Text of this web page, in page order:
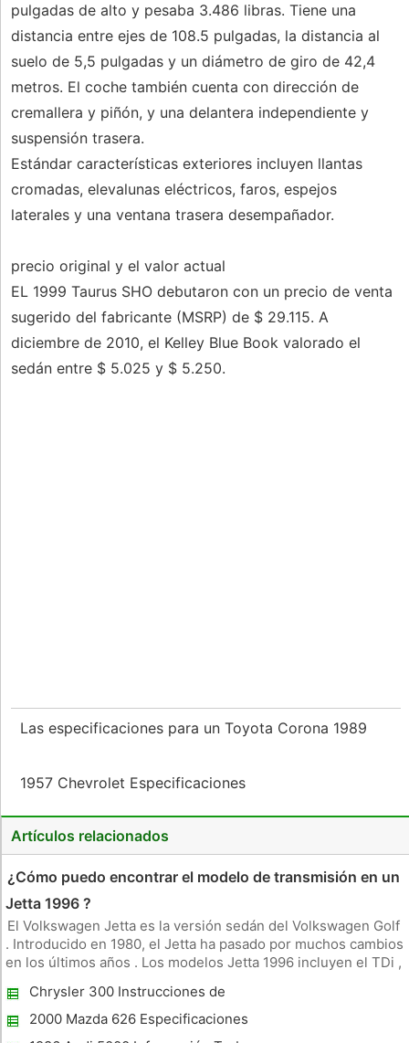
pulgadas de alto y pesaba 3.486 libras. Tiene una
distancia entre ejes de 108.5 pulgadas, la distancia al
suelo de 5,5 pulgadas y un diámetro de giro de 42,4
metros. El coche también cuenta con dirección de
cremallera y piñón, y una delantera independiente y
suspensión trasera.
Estándar características exteriores incluyen llantas
cromadas, elevalunas eléctricos, faros, espejos
laterales y una ventana trasera desempañador.
precio original y el valor actual
EL 1999 Taurus SHO debutaron con un precio de venta
sugerido del fabricante (MSRP) de $ 29.115. A
diciembre de 2010, el Kelley Blue Book valorado el
sedán entre $ 5.025 y $ 5.250.
Las especificaciones para un Toyota Corona 1989
1957 Chevrolet Especificaciones
Artículos relacionados
¿Cómo puedo encontrar el modelo de transmisión en un
Jetta 1996 ?
El Volkswagen Jetta es la versión sedán del Volkswagen Golf
. Introducido en 1980, el Jetta ha pasado por muchos cambios
en los últimos años . Los modelos Jetta 1996 incluyen el TDi ,
varían dependiendo del modelo particular Jetta 1996 , aun
Chrysler 300 Instrucciones de
programación
2000 Mazda 626 Especificaciones